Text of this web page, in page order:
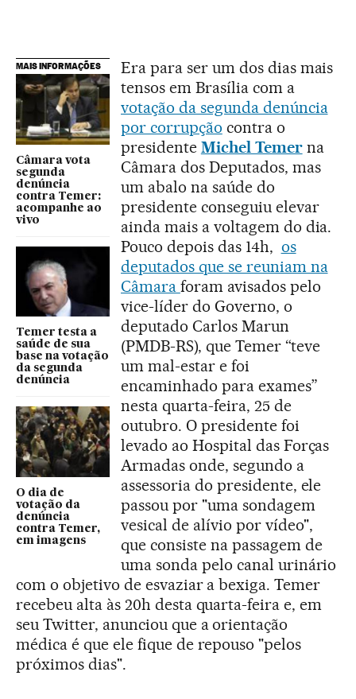
MAIS INFORMAÇÕES
Câmara vota
segunda
denúncia
contra Temer:
acompanhe ao
vivo
Temer testa a
saúde de sua
base na votação
da segunda
denúncia
O dia de
votação da
denúncia
contra Temer,
em imagens
Era para ser um dos dias mais
tensos em Brasília com a
votação da segunda denúncia
por corrupção contra o
presidente Michel Temerna
Câmara dos Deputados, mas
um abalo na saúde do
presidente conseguiu elevar
ainda mais a voltagem do dia.
Pouco depois das 14h, os
deputados que se reuniam na
Câmara foram avisados pelo
vice-líder do Governo, o
deputado Carlos Marun
(PMDB-RS), que Temer “teve
um mal-estar e foi
encaminhado para exames”
nesta quarta-feira, 25 de
outubro. O presidente foi
levado ao Hospital das Forças
Armadas onde, segundo a
assessoria do presidente, ele
passou por "uma sondagem
vesical de alívio por vídeo",
que consiste na passagem de
uma sonda pelo canal urinário
com o objetivo de esvaziar a bexiga. Temer
recebeu alta às 20h desta quarta-feira e, em
seu Twitter, anunciou que a orientação
médica é que ele fique de repouso "pelos
próximos dias".